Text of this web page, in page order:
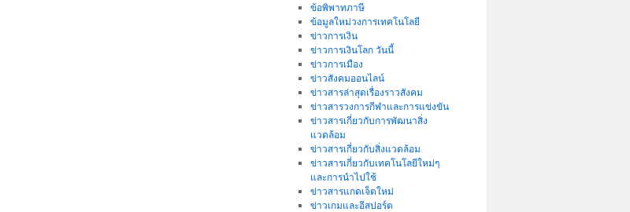
ข้อพิพาทภาษี
ข้อมูลใหม่วงการเทคโนโลยี
ข่าวการเงิน
ข่าวการเงินโลก วันนี้
ข่าวการเมือง
ข่าวสังคมออนไลน์
ข่าวสารล่าสุดเรื่องราวสังคม
ข่าวสารวงการกีฬาและการแข่งขัน
ข่าวสารเกี่ยวกับการพัฒนาสิ่ง
แวดล้อม
ข่าวสารเกี่ยวกับสิ่งแวดล้อม
ข่าวสารเกี่ยวกับเทคโนโลยีใหม่ๆ
และการนำไปใช้
ข่าวสารแกดเจ็ตใหม่
ข่าวเกมและอีสปอร์ต